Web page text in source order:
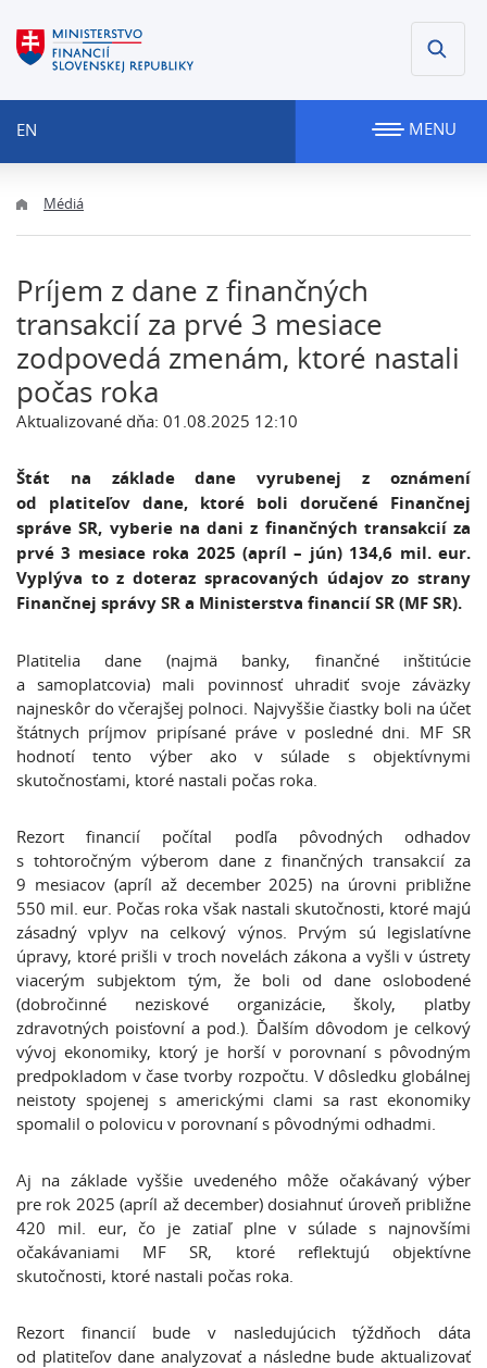
EN MENU
Médiá
Príjem z dane z finančných
transakcií za prvé 3 mesiace
zodpovedá zmenám, ktoré nastali
počas roka
Aktualizované dňa: 01.08.2025 12:10
Štát na základe dane vyrubenej z oznámení
od platiteľov dane, ktoré boli doručené Finančnej
správe SR, vyberie na dani z finančných transakcií za
prvé 3 mesiace roka 2025 (apríl – jún) 134,6 mil. eur.
Vyplýva to z doteraz spracovaných údajov zo strany
Finančnej správy SR a Ministerstva financií SR (MF SR).
Platitelia dane (najmä banky, finančné inštitúcie
a samoplatcovia) mali povinnosť uhradiť svoje záväzky
najneskôr do včerajšej polnoci. Najvyššie čiastky boli na účet
štátnych príjmov pripísané práve v posledné dni. MF SR
hodnotí tento výber ako v súlade s objektívnymi
skutočnosťami, ktoré nastali počas roka.
Rezort financií počítal podľa pôvodných odhadov
s tohtoročným výberom dane z finančných transakcií za
9 mesiacov (apríl až december 2025) na úrovni približne
550 mil. eur. Počas roka však nastali skutočnosti, ktoré majú
zásadný vplyv na celkový výnos. Prvým sú legislatívne
úpravy, ktoré prišli v troch novelách zákona a vyšli v ústrety
viacerým subjektom tým, že boli od dane oslobodené
(dobročinné neziskové organizácie, školy, platby
zdravotných poisťovní a pod.). Ďalším dôvodom je celkový
vývoj ekonomiky, ktorý je horší v porovnaní s pôvodným
predpokladom v čase tvorby rozpočtu. V dôsledku globálnej
neistoty spojenej s americkými clami sa rast ekonomiky
spomalil o polovicu v porovnaní s pôvodnými odhadmi.
Aj na základe vyššie uvedeného môže očakávaný výber
pre rok 2025 (apríl až december) dosiahnuť úroveň približne
420 mil. eur, čo je zatiaľ plne v súlade s najnovšími
očakávaniami MF SR, ktoré reflektujú objektívne
skutočnosti, ktoré nastali počas roka.
Rezort financií bude v nasledujúcich týždňoch dáta
od platiteľov dane analyzovať a následne bude aktualizovať